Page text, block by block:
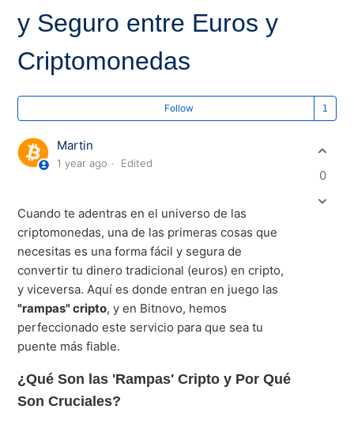
y Seguro entre Euros y
Criptomonedas
Follow
Martin
1 year ago Edited
Cuando te adentras en el universo de las
criptomonedas, una de las primeras cosas que
necesitas es una forma fácil y segura de
convertir tu dinero tradicional (euros) en cripto,
y viceversa. Aquí es donde entran en juego las
"rampas" cripto, y en Bitnovo, hemos
perfeccionado este servicio para que sea tu
puente más fiable.
¿Qué Son las 'Rampas' Cripto y Por Qué
Son Cruciales?
0